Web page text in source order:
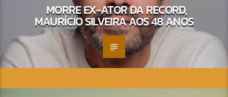
MORRE EX-ATOR DA RECORD,
MAURÍCIO SILVEIRA AOS 48 ANOS